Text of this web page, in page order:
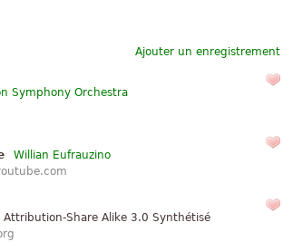
Ajouter un enregistrement
Symphony Orchestra
Willian Eufrauzino
Attribution-Share Alike 3.0 Synthétisé